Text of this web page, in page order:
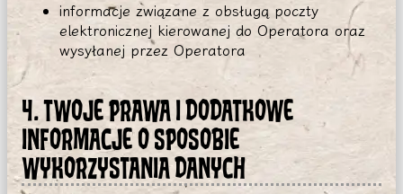
informacje związane z obsługą poczty
elektronicznej kierowanej do Operatora oraz
wysyłanej przez Operatora
4. TWOJE PRAWA I DODATKOWE
INFORMACJE O SPOSOBIE
WYKORZYSTANIA DANYCH